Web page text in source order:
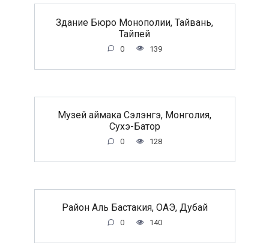
Здание Бюро Монополии, Тайвань,
Тайпей
0 139
Музей аймака Сэлэнгэ, Монголия,
Сухэ-Батор
0 128
Район Аль Бастакия, ОАЭ, Дубай
0 140